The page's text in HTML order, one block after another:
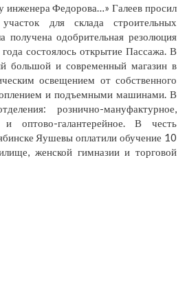
инженера Федорова…» Галеев просил
для склада строительных
получена одобрительная резолюция
состоялось открытие Пассажа. В
большой и современный магазин в
освещением от собственного
и подъемными машинами. В
рознично-мануфактурное,
и оптово-галантерейное. В честь
Яушевы оплатили обучение 10
женской гимназии и торговой